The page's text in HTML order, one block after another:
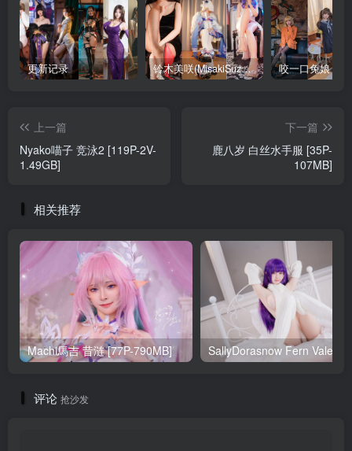
更新记录 铃木美咲(MisakiSuzuki) 合集下载 咬一口兔娘 合
上一篇
Nyako喵子 竞泳2 [119P-2V-
1.49GB]
下一篇
鹿八岁 白丝水手服 [35P-
107MB]
相关推荐
Machi馬吉 昔涟 [77P-790MB]
评论 抢沙发